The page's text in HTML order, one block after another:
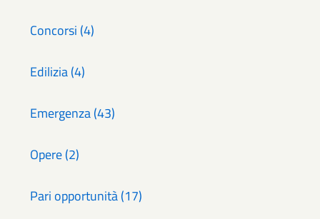
Concorsi (4)
Edilizia (4)
Emergenza (43)
Opere (2)
Pari opportunità (17)